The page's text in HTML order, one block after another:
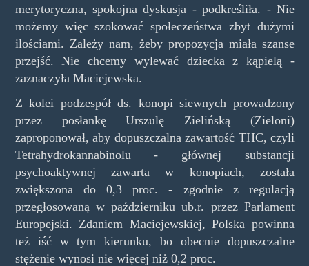
merytoryczna, spokojna dyskusja - podkreśliła. - Nie
możemy więc szokować społeczeństwa zbyt dużymi
ilościami. Zależy nam, żeby propozycja miała szanse
przejść. Nie chcemy wylewać dziecka z kąpielą -
zaznaczyła Maciejewska.
Z kolei podzespół ds. konopi siewnych prowadzony
przez posłankę Urszulę Zielińską (Zieloni)
zaproponował, aby dopuszczalna zawartość THC, czyli
Tetrahydrokannabinolu - głównej substancji
psychoaktywnej zawarta w konopiach, została
zwiększona do 0,3 proc. - zgodnie z regulacją
przegłosowaną w październiku ub.r. przez Parlament
Europejski. Zdaniem Maciejewskiej, Polska powinna
też iść w tym kierunku, bo obecnie dopuszczalne
stężenie wynosi nie więcej niż 0,2 proc.